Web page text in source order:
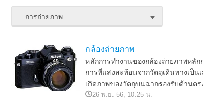
การถ่ายภาพ
กล้องถ่ายภาพ
หลักการทำงานของกล้องถ่ายภาพหลั
การที่แสงสะท้อนจากวัตถุเดินทางเป็น
เกิดภาพของวัตถุบนฉากรองรับด้านต
26 พ.ย. 56, 10.25 น.